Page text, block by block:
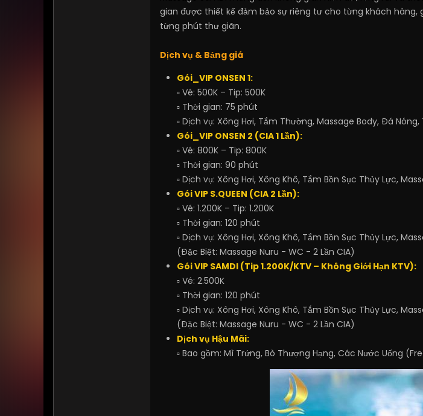
gian được thiết kế đảm bảo sự riêng tư cho từng khách hàng,
từng phút thư giãn.
Dịch vụ & Bảng giá
Gói_VIP ONSEN 1:
▫ Vé: 500K – Tip: 500K
▫ Thời gian: 75 phút
▫ Dịch vụ: Xông Hơi, Tắm Thường, Massage Body, Đá
Gói_VIP ONSEN 2 (CIA 1 Lần):
▫ Vé: 800K – Tip: 800K
▫ Thời gian: 90 phút
▫ Dịch vụ: Xông Hơi, Xông Khô, Tắm Bồn Sục Thủy Lực,
Gói VIP S.QUEEN (CIA 2 Lần):
▫ Vé: 1.200K – Tip: 1.200K
▫ Thời gian: 120 phút
▫ Dịch vụ: Xông Hơi, Xông Khô, Tắm Bồn Sục Thủy Lực,
(Đặc Biệt: Massage Nuru - WC - 2 Lần CIA)
Gói VIP SAMDI (Tip 1.200K/KTV – Không Giới Hạn KTV):
▫ Vé: 2.500K
▫ Thời gian: 120 phút
▫ Dịch vụ: Xông Hơi, Xông Khô, Tắm Bồn Sục Thủy Lực,
(Đặc Biệt: Massage Nuru - WC - 2 Lần CIA)
Dịch vụ Hậu Mãi:
▫ Bao gồm: Mì Trứng, Bò Thượng Hạng, Các Nước Uống